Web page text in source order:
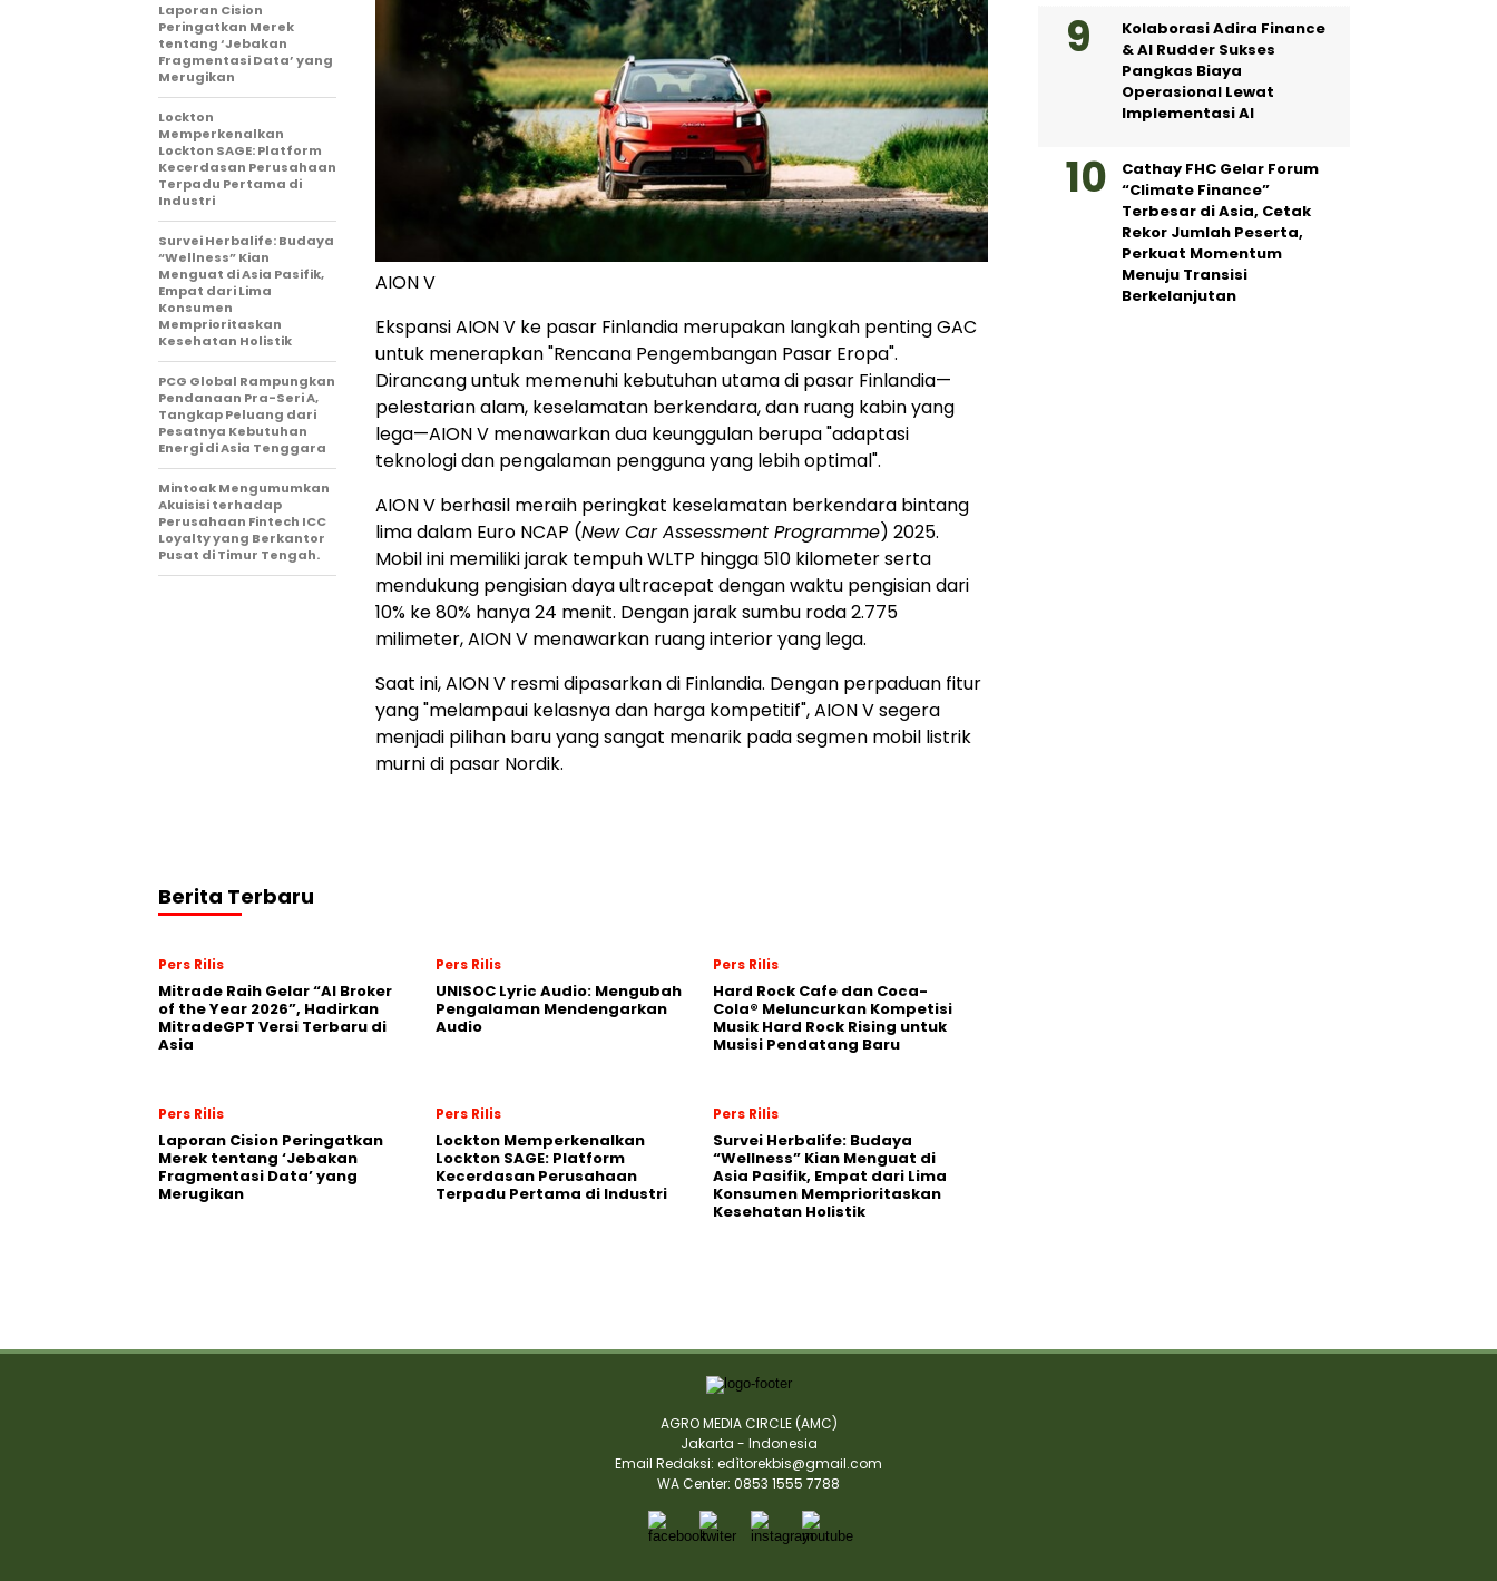
AION V
Ekspansi AION V ke pasar Finlandia merupakan langkah penting GAC
untuk menerapkan "Rencana Pengembangan Pasar Eropa".
Dirancang untuk memenuhi kebutuhan utama di pasar Finlandia—
pelestarian alam, keselamatan berkendara, dan ruang kabin yang
lega—AION V menawarkan dua keunggulan berupa "adaptasi
teknologi dan pengalaman pengguna yang lebih optimal".
AION V berhasil meraih peringkat keselamatan berkendara bintang
lima dalam Euro NCAP (New Car Assessment Programme) 2025.
Mobil ini memiliki jarak tempuh WLTP hingga 510 kilometer serta
mendukung pengisian daya ultracepat dengan waktu pengisian dari
10% ke 80% hanya 24 menit. Dengan jarak sumbu roda 2.775
milimeter, AION V menawarkan ruang interior yang lega.
Saat ini, AION V resmi dipasarkan di Finlandia. Dengan perpaduan fitur
yang "melampaui kelasnya dan harga kompetitif", AION V segera
menjadi pilihan baru yang sangat menarik pada segmen mobil listrik
murni di pasar Nordik.
Laporan Cision
Peringatkan Merek
tentang ‘Jebakan
Fragmentasi Data’ yang
Merugikan
Lockton
Memperkenalkan
Lockton SAGE: Platform
Kecerdasan Perusahaan
Terpadu Pertama di
Industri
Survei Herbalife: Budaya
“Wellness” Kian
Menguat di Asia Pasifik,
Empat dari Lima
Konsumen
Memprioritaskan
Kesehatan Holistik
PCG Global Rampungkan
Pendanaan Pra-Seri A,
Tangkap Peluang dari
Pesatnya Kebutuhan
Energi di Asia Tenggara
Mintoak Mengumumkan
Akuisisi terhadap
Perusahaan Fintech ICC
Loyalty yang Berkantor
Pusat di Timur Tengah.
Berita Terbaru
Pers Rilis
Mitrade Raih Gelar “AI Broker
of the Year 2026”, Hadirkan
MitradeGPT Versi Terbaru di
Asia
Pers Rilis
UNISOC Lyric Audio: Mengubah
Pengalaman Mendengarkan
Audio
Pers Rilis
Hard Rock Cafe dan Coca-
Cola® Meluncurkan Kompetisi
Musik Hard Rock Rising untuk
Musisi Pendatang Baru
Pers Rilis
Laporan Cision Peringatkan
Merek tentang ‘Jebakan
Fragmentasi Data’ yang
Merugikan
Pers Rilis
Lockton Memperkenalkan
Lockton SAGE: Platform
Kecerdasan Perusahaan
Terpadu Pertama di Industri
Pers Rilis
Survei Herbalife: Budaya
“Wellness” Kian Menguat di
Asia Pasifik, Empat dari Lima
Konsumen Memprioritaskan
Kesehatan Holistik
Kolaborasi Adira Finance
& AI Rudder Sukses
Pangkas Biaya
Operasional Lewat
Implementasi AI
Cathay FHC Gelar Forum
“Climate Finance”
Terbesar di Asia, Cetak
Rekor Jumlah Peserta,
Perkuat Momentum
Menuju Transisi
Berkelanjutan
AGRO MEDIA CIRCLE (AMC)
Jakarta - Indonesia
Email Redaksi: edìtorekbis@gmail.com
WA Center: 0853 1555 7788